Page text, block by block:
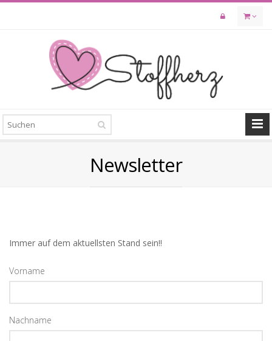
Skip
Newsletter
Immer auf dem aktuellsten Stand sein!!
Vorname
Nachname